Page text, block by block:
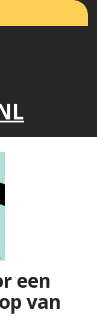
een
van